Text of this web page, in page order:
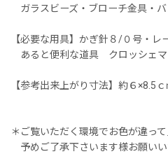
ガラスビーズ・ブローチ金具・バ
【必要な用具】かぎ針８/０号・
あると便利な道具 クロッシェマ
【参考出来上がり寸法】約６×8.5ｃ
＊ご覧いただく環境でお色が違っ
予めご了承下さいます様お願いい